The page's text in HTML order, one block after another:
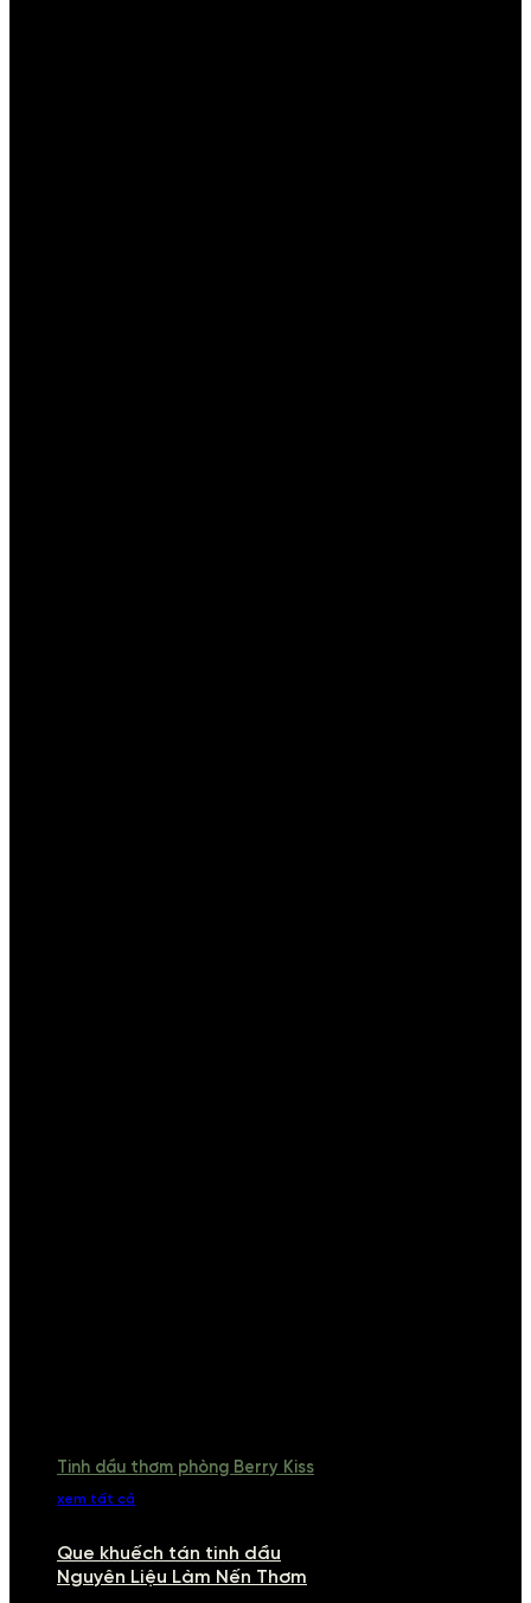
Tinh dầu thơm phòng Berry Kiss
xem tất cả
Que khuếch tán tinh dầu
Nguyên Liệu Làm Nến Thơm